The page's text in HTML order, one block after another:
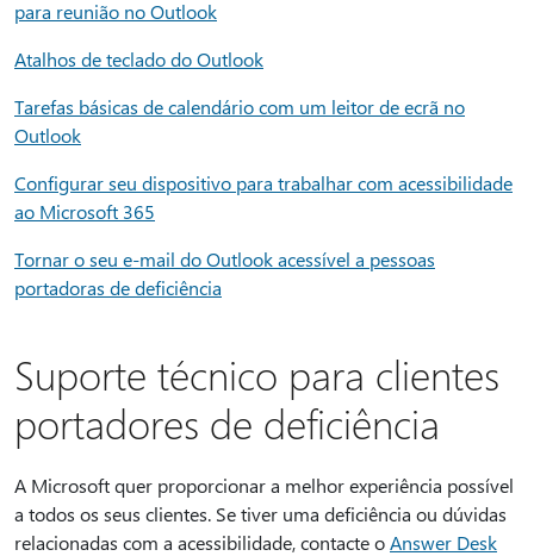
para reunião no Outlook
Atalhos de teclado do Outlook
Tarefas básicas de calendário com um leitor de ecrã no
Outlook
Configurar seu dispositivo para trabalhar com acessibilidade
ao Microsoft 365
Tornar o seu e-mail do Outlook acessível a pessoas
portadoras de deficiência
Suporte técnico para clientes
portadores de deficiência
A Microsoft quer proporcionar a melhor experiência possível
a todos os seus clientes. Se tiver uma deficiência ou dúvidas
relacionadas com a acessibilidade, contacte oAnswer Desk